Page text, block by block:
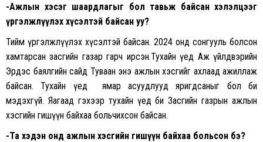
-Ажлын хэсэг шаардлагыг бол тавьж байсан хэлэлцээг
үргэлжлүүлэх хүсэлтэй байсан уу?
Тийм үргэлжлүүлэх хүсэлтэй байсан. 2024 онд сонгууль болсон
хамтарсан засгийн газар гарч ирсэн.Тухайн үед Аж үйлдвэрийн
Эрдэс баялгийн сайд Туваан энэ ажлын хэсгийг ахлаад ажиллаж
байсан. Тухайн үед ямар асуудлууд яригдсаныг бол би
мэдэхгүй. Яагаад гэхээр тухайн үед би Засгийн газрын ажлын
хэсгийн гишүүн байхаа больчихсон байсан.
-Та хэдэн онд ажлын хэсгийн гишүүн байхаа больсон бэ?